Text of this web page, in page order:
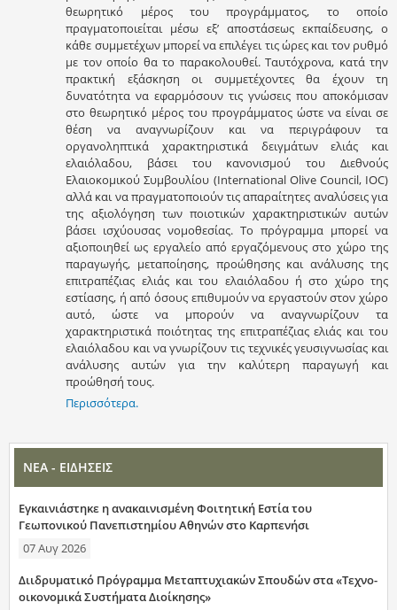
θεωρητικό μέρος του προγράμματος, το οποίο
πραγματοποιείται μέσω εξ’ αποστάσεως εκπαίδευσης, ο
κάθε συμμετέχων μπορεί να επιλέγει τις ώρες και τον ρυθμό
με τον οποίο θα το παρακολουθεί. Ταυτόχρονα, κατά την
πρακτική εξάσκηση οι συμμετέχοντες θα έχουν τη
δυνατότητα να εφαρμόσουν τις γνώσεις που αποκόμισαν
στο θεωρητικό μέρος του προγράμματος ώστε να είναι σε
θέση να αναγνωρίζουν και να περιγράφουν τα
οργανοληπτικά χαρακτηριστικά δειγμάτων ελιάς και
ελαιόλαδου, βάσει του κανονισμού του Διεθνούς
Ελαιοκομικού Συμβουλίου (International Olive Council, IOC)
αλλά και να πραγματοποιούν τις απαραίτητες αναλύσεις για
της αξιολόγηση των ποιοτικών χαρακτηριστικών αυτών
βάσει ισχύουσας νομοθεσίας. Το πρόγραμμα μπορεί να
αξιοποιηθεί ως εργαλείο από εργαζόμενους στο χώρο της
παραγωγής, μεταποίησης, προώθησης και ανάλυσης της
επιτραπέζιας ελιάς και του ελαιόλαδου ή στο χώρο της
εστίασης, ή από όσους επιθυμούν να εργαστούν στον χώρο
αυτό, ώστε να μπορούν να αναγνωρίζουν τα
χαρακτηριστικά ποιότητας της επιτραπέζιας ελιάς και του
ελαιόλαδου και να γνωρίζουν τις τεχνικές γευσιγνωσίας και
ανάλυσης αυτών για την καλύτερη παραγωγή και
προώθησή τους.
Περισσότερα.
ΝΕΑ - ΕΙΔΗΣΕΙΣ
Εγκαινιάστηκε η ανακαινισμένη Φοιτητική Εστία του
Γεωπονικού Πανεπιστημίου Αθηνών στο Καρπενήσι
07 Αυγ 2026
Διιδρυματικό Πρόγραμμα Μεταπτυχιακών Σπουδών στα «Τεχνο-
οικονομικά Συστήματα Διοίκησης»